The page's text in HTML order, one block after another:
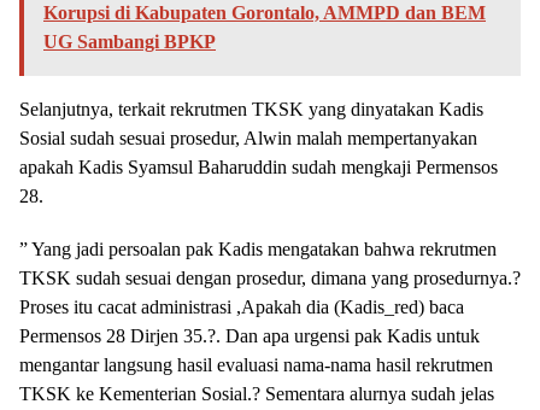
Korupsi di Kabupaten Gorontalo, AMMPD dan BEM
UG Sambangi BPKP
Selanjutnya, terkait rekrutmen TKSK yang dinyatakan Kadis
Sosial sudah sesuai prosedur, Alwin malah mempertanyakan
apakah Kadis Syamsul Baharuddin sudah mengkaji Permensos
28.
” Yang jadi persoalan pak Kadis mengatakan bahwa rekrutmen
TKSK sudah sesuai dengan prosedur, dimana yang prosedurnya.?
Proses itu cacat administrasi ,Apakah dia (Kadis_red) baca
Permensos 28 Dirjen 35.?. Dan apa urgensi pak Kadis untuk
mengantar langsung hasil evaluasi nama-nama hasil rekrutmen
TKSK ke Kementerian Sosial.? Sementara alurnya sudah jelas